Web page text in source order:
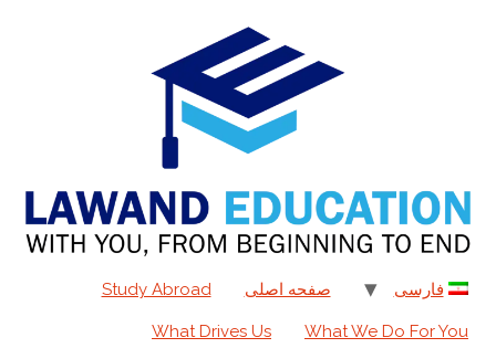
فارسی صفحه اصلی Study Abroad
What We Do For You
What Drives Us